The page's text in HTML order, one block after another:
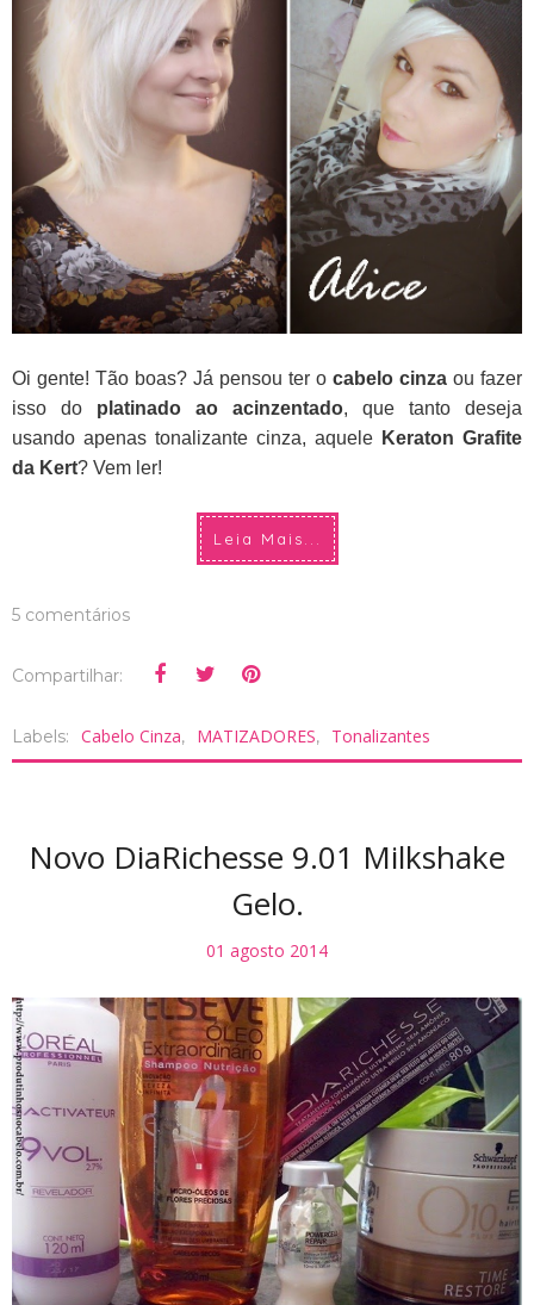
Oi gente! Tão boas? Já pensou ter o cabelo cinza ou fazer
isso do platinado ao acinzentado, que tanto deseja
usando apenas tonalizante cinza, aquele Keraton Grafite
da Kert? Vem ler!
Leia Mais...
5 comentários
Compartilhar:
Labels: Cabelo Cinza, MATIZADORES, Tonalizantes
Novo DiaRichesse 9.01 Milkshake
Gelo.
01 agosto 2014